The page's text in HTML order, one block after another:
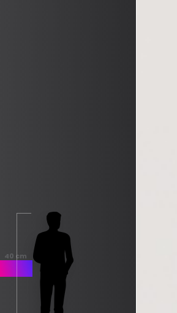
40 cm